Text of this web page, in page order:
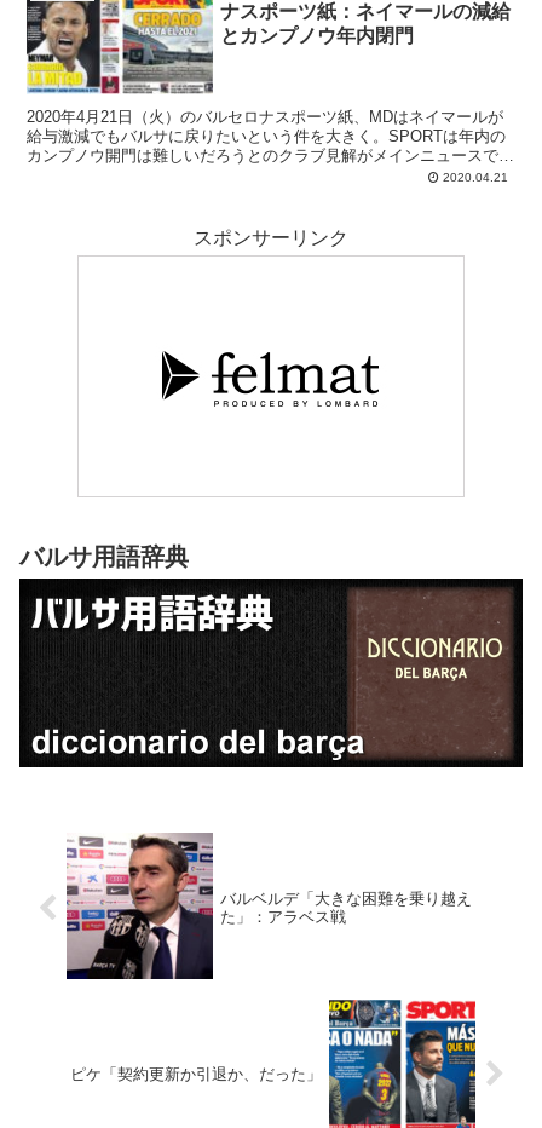
ナスポーツ紙：ネイマールの減給
とカンプノウ年内閉門
2020年4月21日（火）のバルセロナスポーツ紙、MDはネイマールが
給与激減でもバルサに戻りたいという件を大きく。SPORTは年内の
カンプノウ開門は難しいだろうとのクラブ見解がメインニュースで
2020.04.21
スポンサーリンク
バルサ用語辞典
バルベルデ「大きな困難を乗り越え
た」：アラベス戦
ピケ「契約更新か引退か、だった」